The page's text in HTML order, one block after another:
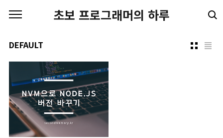
초보 프로그래머의 하루
DEFAULT